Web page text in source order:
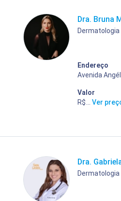
Dra. Bruna
Dermatologia
Endereço
Avenida
Valor
R$ 400,00
Ver
Dra.
Dermatologia